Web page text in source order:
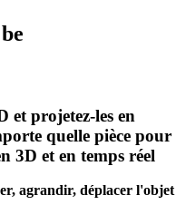
et projetez-les en
quelle pièce pour
3D et en temps réel
agrandir, déplacer l'objet